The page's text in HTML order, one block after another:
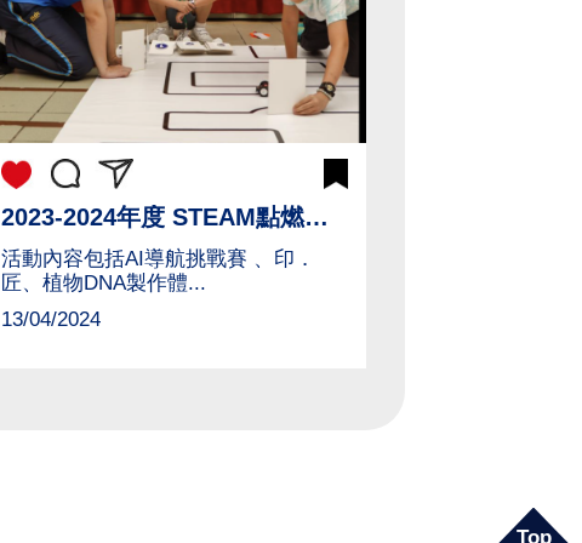
2023-2024年度 STEAM點燃想像@ndc
活動內容包括AI導航挑戰賽 、印．
匠、植物DNA製作體...
13/04/2024
Top